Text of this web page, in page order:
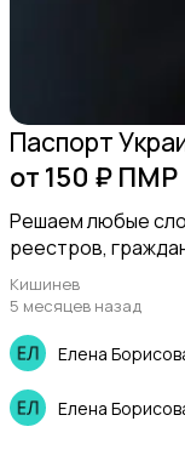
Паспорт
от 150 ₽ ПМР
Решаем любые
реестров,
Кишинев
5 месяцев назад
Елена
Елена